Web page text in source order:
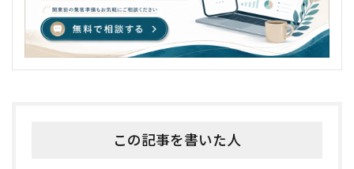
この記事を書いた人